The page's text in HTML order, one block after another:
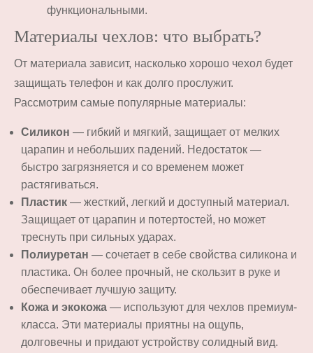
функциональными.
Материалы чехлов: что выбрать?
От материала зависит, насколько хорошо чехол будет
защищать телефон и как долго прослужит.
Рассмотрим самые популярные материалы:
Силикон — гибкий и мягкий, защищает от мелких
царапин и небольших падений. Недостаток —
быстро загрязняется и со временем может
растягиваться.
Пластик — жесткий, легкий и доступный материал.
Защищает от царапин и потертостей, но может
треснуть при сильных ударах.
Полиуретан — сочетает в себе свойства силикона и
пластика. Он более прочный, не скользит в руке и
обеспечивает лучшую защиту.
Кожа и экокожа — используют для чехлов премиум-
класса. Эти материалы приятны на ощупь,
долговечны и придают устройству солидный вид.